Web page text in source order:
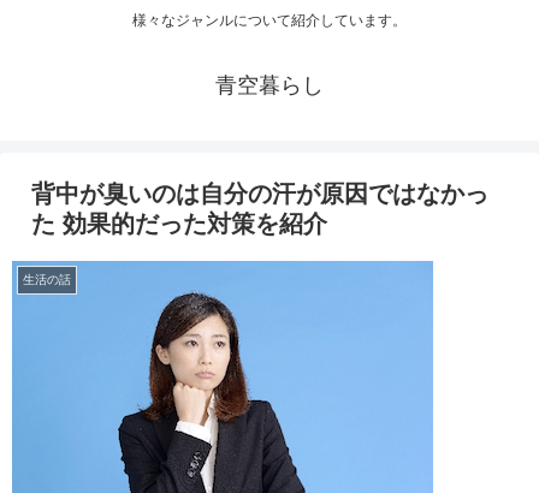
様々なジャンルについて紹介しています。
青空暮らし
背中が臭いのは自分の汗が原因ではなかっ
た 効果的だった対策を紹介
生活の話